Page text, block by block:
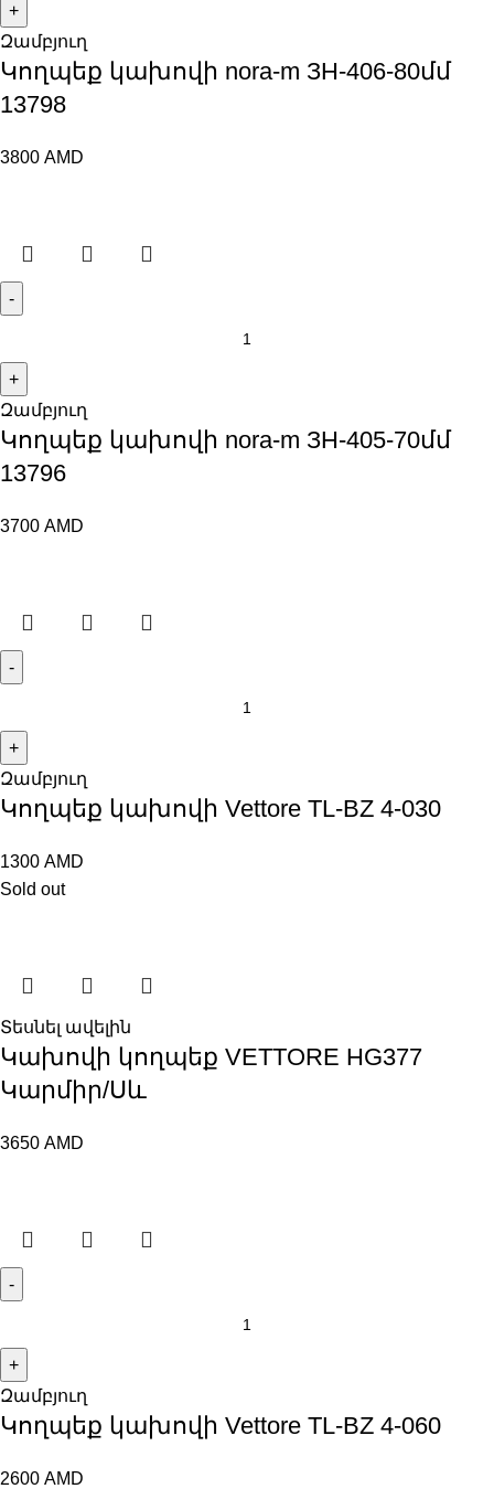
Զամբյուղ
Կողպեք կախովի nora-m ЗН-406-80մմ
13798
3800 AMD
Զամբյուղ
Կողպեք կախովի nora-m ЗН-405-70մմ
13796
3700 AMD
Զամբյուղ
Կողպեք կախովի Vettore TL-BZ 4-030
1300 AMD
Sold out
Տեսնել ավելին
Կախովի կողպեք VЕTTORE HG377
Կարմիր/Սև
3650 AMD
Զամբյուղ
Կողպեք կախովի Vettore TL-BZ 4-060
2600 AMD